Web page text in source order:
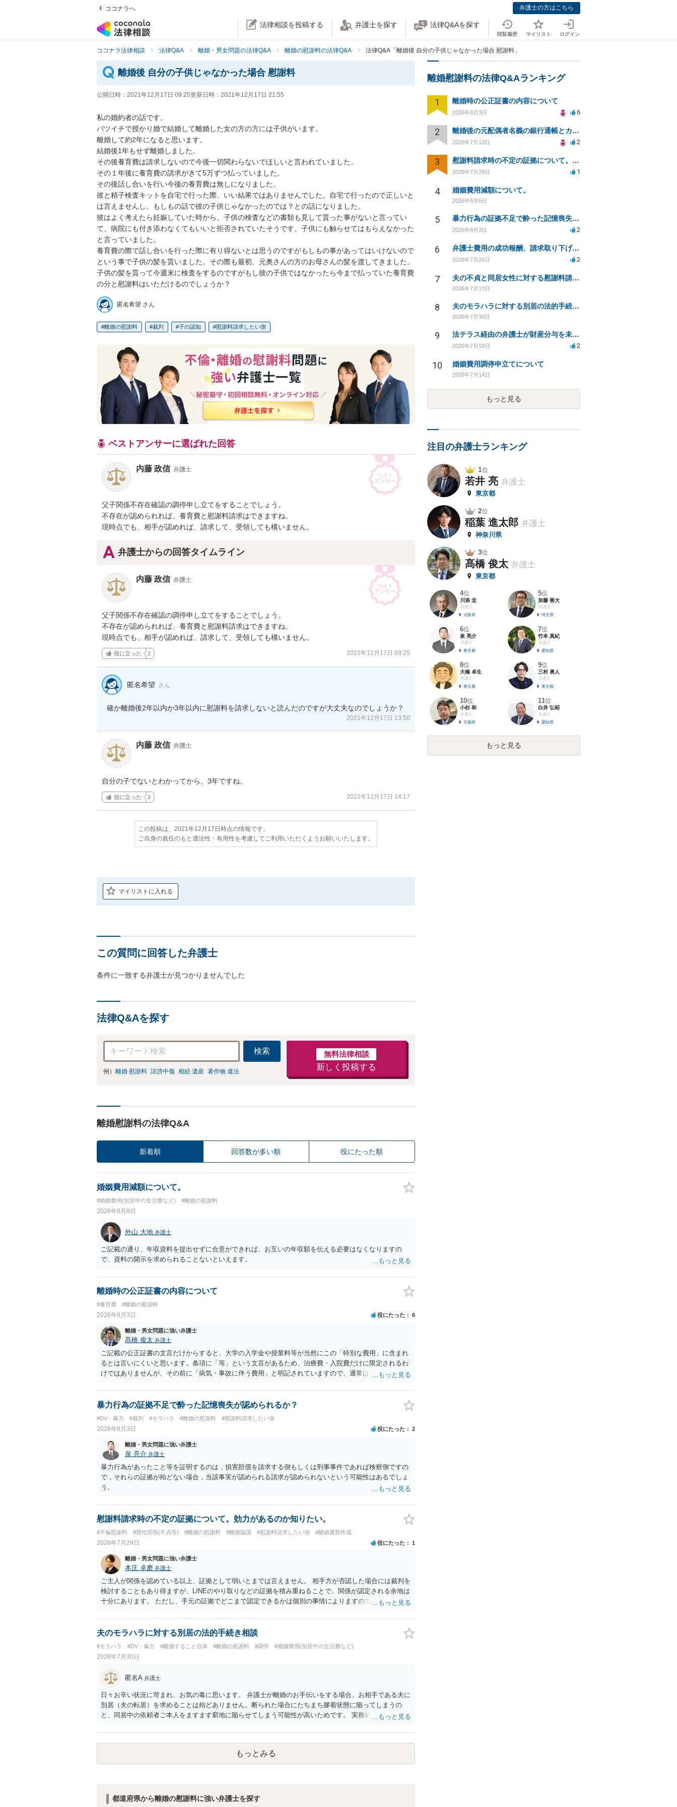
ココナラへ 弁護士の方はこちら
法律相談を投稿する 弁護士を探す 法律Q&Aを探す
閲覧履歴 マイリスト ログイン
ココナラ法律相談 法律Q&A 離婚・男女問題の法律Q&A 離婚の慰謝料の法律Q&A 法律Q&A「離婚後 自分の子供じゃなかった場合 慰謝料」
離婚後 自分の子供じゃなかった場合 慰謝料
公開日時： 2021年12月17日 09:25更新日時： 2021年12月17日 21:55
私の婚約者の話です。
バツイチで授かり婚で結婚して離婚した女の方の方には子供がいます。
離婚して約2年になると思います。
結婚後1年もせず離婚しました。
その後養育費は請求しないので今後一切関わらないでほしいと言われていました。
その１年後に養育費の請求がきて5万ずつ払っていました。
その後話し合いを行い今後の養育費は無しになりました。
彼と精子検査キットを自宅で行った際、いい結果ではありませんでした。自宅で行ったので正しいと
は言えませんし、もしもの話で彼の子供じゃなかったのでは？との話になりました。
彼はよく考えたら妊娠していた時から、子供の検査などの書類も見して貰った事がないと言ってい
て、病院にも付き添わなくてもいいと拒否されていたそうです。子供にも触らせてはもらえなかった
と言っていました。
養育費の際で話し合いを行った際に有り得ないとは思うのですがもしもの事があってはいけないので
という事で子供の髪を貰いました。その際も最初、元奥さんの方のお母さんの髪を渡してきました。
子供の髪を貰って今週末に検査をするのですがもし彼の子供ではなかったら今まで払っていた養育費
の分と慰謝料はいただけるのでしょうか？
匿名希望 さん
離婚の慰謝料 裁判 子の認知 慰謝料請求したい側
ベストアンサーに選ばれた回答
内藤 政信 弁護士
父子関係不存在確認の調停申し立てをすることでしょう。
不存在が認められれば、養育費と慰謝料請求はできますね。
現時点でも、相手が認めれば、請求して、受領しても構いません。
弁護士からの回答タイムライン
内藤 政信 弁護士
父子関係不存在確認の調停申し立てをすることでしょう。
不存在が認められれば、養育費と慰謝料請求はできますね。
現時点でも、相手が認めれば、請求して、受領しても構いません。
役に立った 2 2021年12月17日 09:25
匿名希望 さん
確か離婚後2年以内か3年以内に慰謝料を請求しないと読んだのですが大丈夫なのでしょうか？
2021年12月17日 13:50
内藤 政信 弁護士
自分の子でないとわかってから、3年ですね。
役に立った 2 2021年12月17日 14:17
この投稿は、2021年12月17日時点の情報です。
ご自身の責任のもと適法性・有用性を考慮してご利用いただくようお願いいたします。
マイリストに入れる
この質問に回答した弁護士
条件に一致する弁護士が見つかりませんでした
法律Q&Aを探す
検索
例） 離婚 慰謝料 誹謗中傷 相続 遺産 著作物 違法
無料法律相談
新しく投稿する
離婚慰謝料の法律Q&A
新着順 回答数が多い順 役にたった順
婚姻費用減額について。
#婚姻費用(別居中の生活費など) #離婚の慰謝料
2026年8月8日
外山 大地 弁護士
ご記載の通り、年収資料を提出せずに合意ができれば、お互いの年収額を伝える必要はなくなりますの
で、資料の開示を求められることないといえます。
離婚時の公正証書の内容について
#養育費 #離婚の慰謝料
2026年8月3日 役にたった 6
離婚・男女問題に強い弁護士
髙橋 俊太 弁護士
ご記載の公正証書の文言だけからすると、大学の入学金や授業料等が当然にこの「特別な費用」に含まれ
るとは言いにくいと思います。条項に「等」という文言があるため、治療費・入院費だけに限定されるわ
けではありませんが、その前に「病気・事故に伴う費用」と明記されていますので、通常は、病気や事故
す。したがって、大学の入学金、授業料、受験費用などの教育費についてまで、「この条項があるから当
然に半額を請求できる」とまでは言いにくいと思われます。なお、通常、大学進学費用をどこまで負担す
歴・収入・資産状況、進学先や費用などを踏まえて個別に検討することになります。公正証書の他の条項
において、養育費の終期についてどのように定められているか、大学進学に関する定めの有無、「教育
費」「進学費用」に関する定めの有無等について確認する必要があると考えられます。
暴力行為の証拠不足で酔った記憶喪失が認められるか？
#DV・暴力 #裁判 #モラハラ #離婚の慰謝料 #慰謝料請求したい側
2026年8月3日 役にたった 2
離婚・男女問題に強い弁護士
泉 亮介 弁護士
暴力行為があったこと等を証明するのは，損害賠償を請求する側もしくは刑事事件であれば検察側ですの
で，それらの証拠が殆どない場合，当該事実が認められる請求が認められないという可能性はあるでしょ
う。
慰謝料請求時の不定の証拠について。効力があるのか知りたい。
#不倫慰謝料 #異性関係(不貞等) #離婚の慰謝料 #離婚協議 #慰謝料請求したい側 #離婚書類作成
2026年7月29日 役にたった 1
離婚・男女問題に強い弁護士
本庄 卓磨 弁護士
ご主人が関係を認めている以上、証拠として弱いとまでは言えません。 相手方が否認した場合には裁判を
検討することもあり得ますが、LINEのやり取りなどの証拠を積み重ねることで、関係が認定される余地は
十分にあります。 ただし、手元の証拠でどこまで認定できるかは個別の事情によりますので、お早めに弁
夫のモラハラに対する別居の法的手続き相談
#モラハラ #DV・暴力 #離婚すること自体 #離婚の慰謝料 #調停 #婚姻費用(別居中の生活費など)
2026年7月30日
匿名A 弁護士
日々お辛い状況に苛まれ、お気の毒に思います。 弁護士が離婚のお手伝いをする場合、お相手である夫に
別居（夫の転居）を求めることは殆どありません。断られた場合にたちまち膠着状態に陥ってしまうの
と、同居中の依頼者ご本人をますます窮地に陥らせてしまう可能性が高いためです。 実務的には、ご相談
もっとみる
都道府県から離婚の慰謝料に強い弁護士を探す
離婚慰謝料の法律Q&Aランキング
1 離婚時の公正証書の内容について
2026年8月3日 6
2 離婚後の元配偶者名義の銀行通帳とカードの処分方法について
2026年7月13日 2
3 慰謝料請求時の不定の証拠について。効力があるのか知りたい。
2026年7月29日 1
4 婚姻費用減額について。
2026年8月8日
5 暴力行為の証拠不足で酔った記憶喪失が認められるか？
2026年8月3日 2
6 弁護士費用の成功報酬、請求取り下げで減額可能か？
2026年7月26日 2
7 夫の不貞と同居女性に対する慰謝料請求の可能性について相談
2026年7月13日
8 夫のモラハラに対する別居の法的手続き相談
2026年7月30日
9 法テラス経由の弁護士が財産分与を未解決のまま放置
2026年7月18日 2
10 婚姻費用調停申立てについて
2026年7月14日
もっと見る
注目の弁護士ランキング
1位
若井 亮 弁護士
東京都
2位
稲葉 進太郎 弁護士
神奈川県
3位
髙橋 俊太 弁護士
東京都
4位
川添 圭
弁護士
大阪府
5位
加藤 善大
弁護士
埼玉県
6位
泉 亮介
弁護士
東京都
7位
竹本 真紀
弁護士
愛知県
8位
大橋 卓生
弁護士
東京都
9位
三村 勇人
弁護士
東京都
10位
小杉 和
弁護士
京都府
11位
白井 弘昭
弁護士
愛知県
もっと見る